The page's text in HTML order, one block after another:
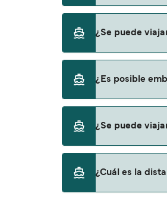
ofertas para
¿Se puede
¿Es posible
¿Se puede
con mascotas con:
¿Cuál es la